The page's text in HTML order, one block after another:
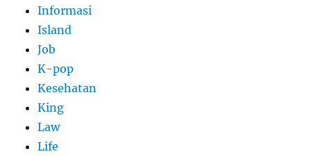
Informasi
Island
Job
K-pop
Kesehatan
King
Law
Life